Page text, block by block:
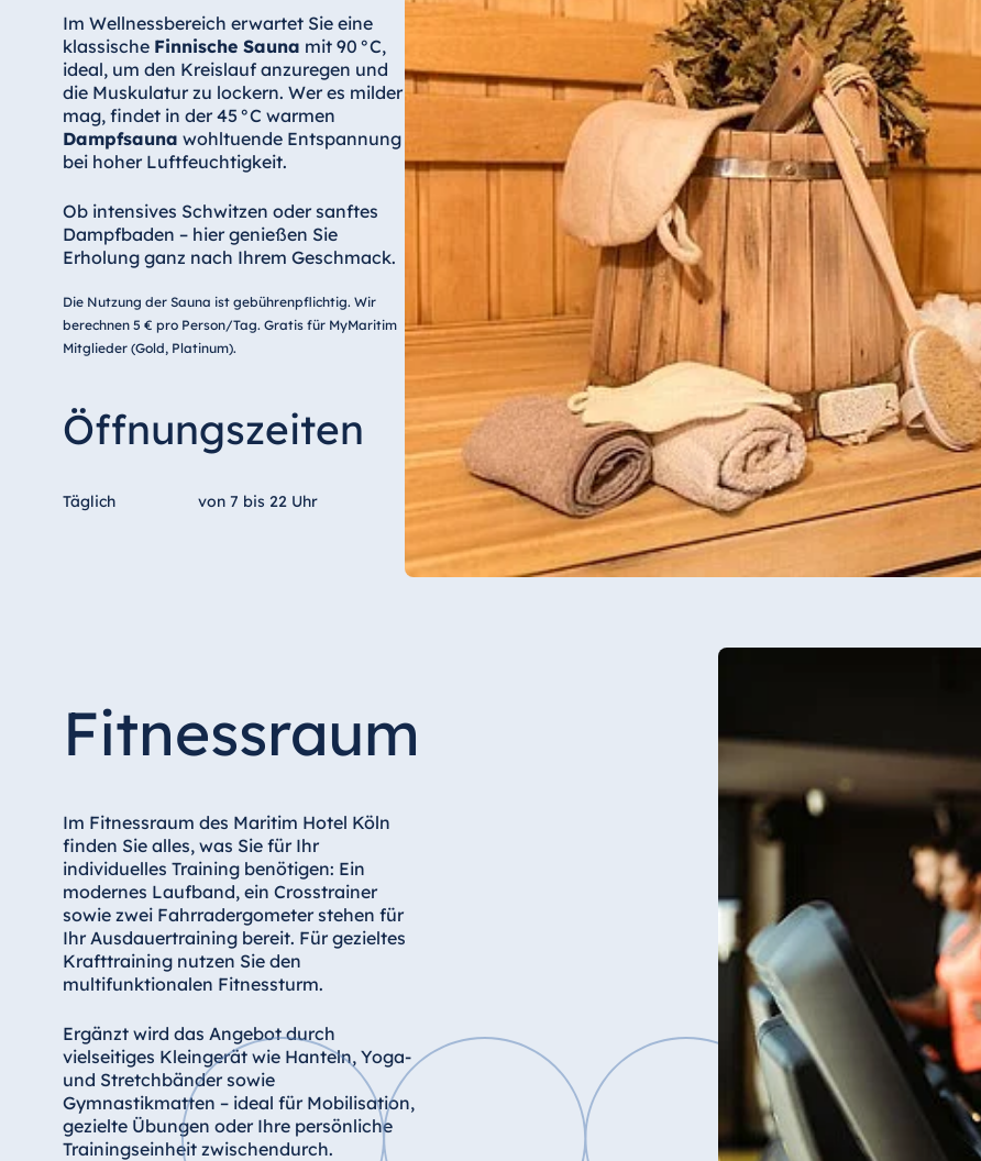
Hotel Amelia
China
Hotel Taicang Garden
Italien
Resort Calabria
Malta
Im Wellnessbereich erwartet Sie eine
klassische Finnische Sauna mit 90 °C,
ideal, um den Kreislauf anzuregen und
die Muskulatur zu lockern. Wer es milder
mag, findet in der 45 °C warmen
Dampfsauna wohltuende Entspannung
bei hoher Luftfeuchtigkeit.
Ob intensives Schwitzen oder sanftes
Dampfbaden – hier genießen Sie
Erholung ganz nach Ihrem Geschmack.
Die Nutzung der Sauna ist gebührenpflichtig. Wir
berechnen 5 € pro Person/Tag. Gratis für MyMaritim
Mitglieder (Gold, Platinum).
Öffnungszeiten
Täglich von 7 bis 22 Uhr
Fitnessraum
Im Fitnessraum des Maritim Hotel Köln
finden Sie alles, was Sie für Ihr
individuelles Training benötigen: Ein
modernes Laufband, ein Crosstrainer
sowie zwei Fahrradergometer stehen für
Ihr Ausdauertraining bereit. Für gezieltes
Krafttraining nutzen Sie den
multifunktionalen Fitnessturm.
Ergänzt wird das Angebot durch
vielseitiges Kleingerät wie Hanteln, Yoga-
und Stretchbänder sowie
Gymnastikmatten – ideal für Mobilisation,
gezielte Übungen oder Ihre persönliche
Trainingseinheit zwischendurch.